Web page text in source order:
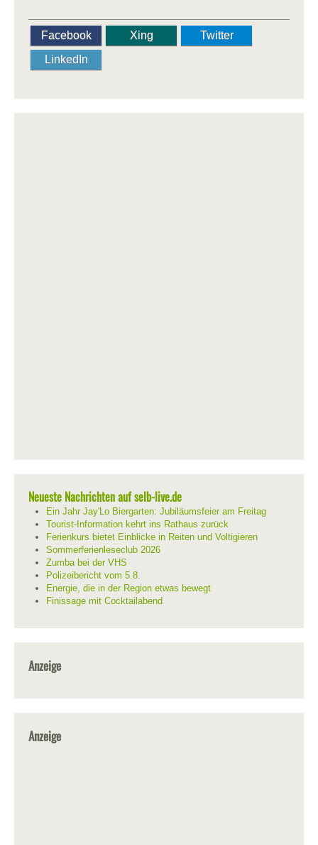
Facebook Xing
Twitter
LinkedIn
Neueste Nachrichten auf selb-live.de
Ein Jahr Jay'Lo Biergarten: Jubiläumsfeier am Freitag
Tourist-Information kehrt ins Rathaus zurück
Ferienkurs bietet Einblicke in Reiten und Voltigieren
Sommerferienleseclub 2026
Zumba bei der VHS
Polizeibericht vom 5.8.
Energie, die in der Region etwas bewegt
Finissage mit Cocktailabend
Anzeige
Anzeige